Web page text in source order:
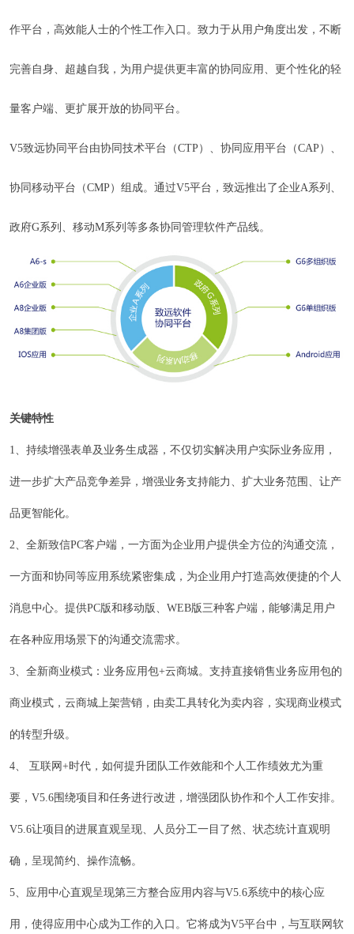
作平台，高效能人士的个性工作入口。致力于从用户角度出发，不断
完善自身、超越自我，为用户提供更丰富的协同应用、更个性化的轻
量客户端、更扩展开放的协同平台。
V5致远协同平台由协同技术平台（CTP）、协同应用平台（CAP）、
协同移动平台（CMP）组成。通过V5平台，致远推出了企业A系列、
政府G系列、移动M系列等多条协同管理软件产品线。
关键特性
1、持续增强表单及业务生成器，不仅切实解决用户实际业务应用，
进一步扩大产品竞争差异，增强业务支持能力、扩大业务范围、让产
品更智能化。
2、全新致信PC客户端，一方面为企业用户提供全方位的沟通交流，
一方面和协同等应用系统紧密集成，为企业用户打造高效便捷的个人
消息中心。提供PC版和移动版、WEB版三种客户端，能够满足用户
在各种应用场景下的沟通交流需求。
3、全新商业模式：业务应用包+云商城。支持直接销售业务应用包的
商业模式，云商城上架营销，由卖工具转化为卖内容，实现商业模式
的转型升级。
4、 互联网+时代，如何提升团队工作效能和个人工作绩效尤为重
要，V5.6围绕项目和任务进行改进，增强团队协作和个人工作安排。
V5.6让项目的进展直观呈现、人员分工一目了然、状态统计直观明
确，呈现简约、操作流畅。
5、应用中心直观呈现第三方整合应用内容与V5.6系统中的核心应
用，使得应用中心成为工作的入口。它将成为V5平台中，与互联网软